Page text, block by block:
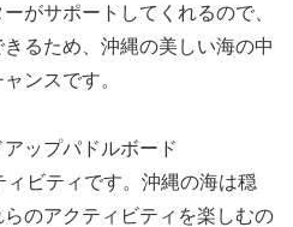
がサポートしてくれるので、
るため、沖縄の美しい海の中
ンスです。
アップパドルボード
ィビティです。沖縄の海は穏
のアクティビティを楽しむの